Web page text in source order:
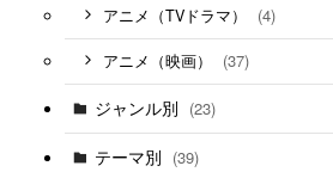
アニメ（TVドラマ） (4)
アニメ（映画） (37)
ジャンル別 (23)
テーマ別 (39)